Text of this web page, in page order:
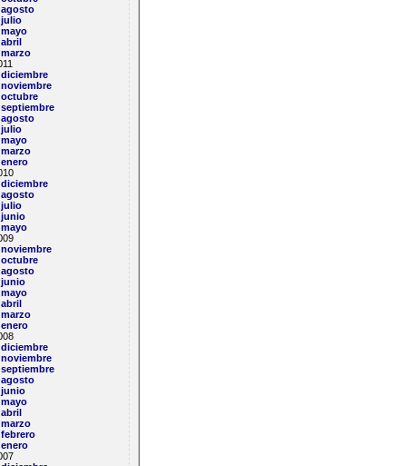
agosto
julio
mayo
abril
marzo
diciembre
noviembre
octubre
septiembre
agosto
julio
mayo
marzo
enero
diciembre
agosto
julio
junio
mayo
noviembre
octubre
agosto
junio
mayo
abril
marzo
enero
diciembre
noviembre
septiembre
agosto
junio
mayo
abril
marzo
febrero
enero